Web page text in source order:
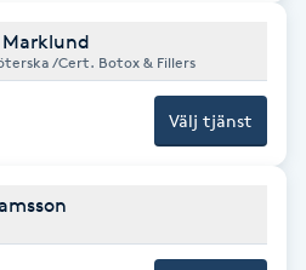
/Cert. Botox & Fillers
Välj tjänst